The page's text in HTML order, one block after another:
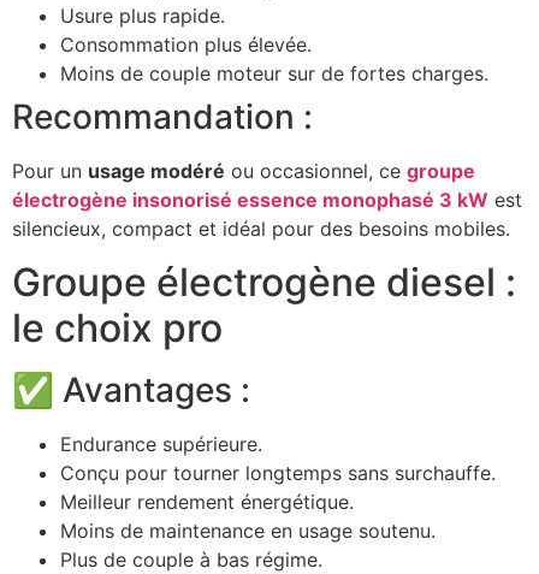
Usure plus rapide.
Consommation plus élevée.
Moins de couple moteur sur de fortes charges.
Recommandation :
Pour un usage modéré ou occasionnel, ce groupe
électrogène insonorisé essence monophasé 3 kW est
silencieux, compact et idéal pour des besoins mobiles.
Groupe électrogène diesel :
le choix pro
✅ Avantages :
Endurance supérieure.
Conçu pour tourner longtemps sans surchauffe.
Meilleur rendement énergétique.
Moins de maintenance en usage soutenu.
Plus de couple à bas régime.